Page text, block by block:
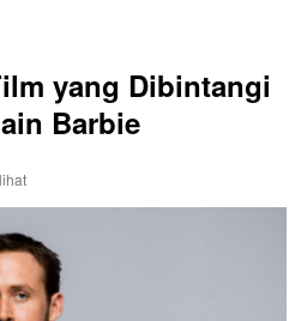
yang Dibintangi
Barbie